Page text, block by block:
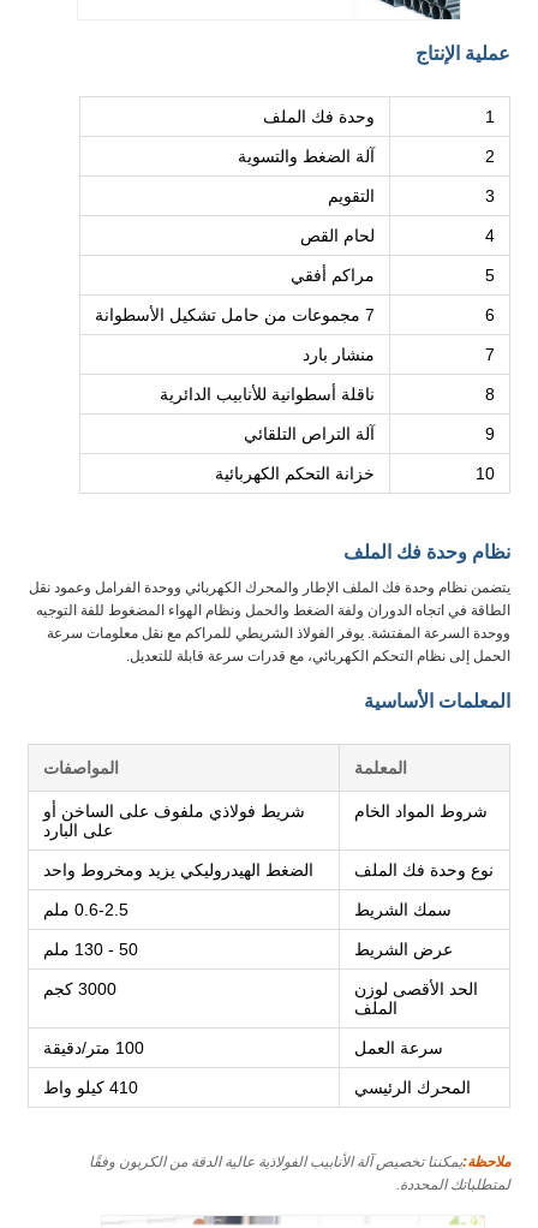
عملية الإنتاج
1 وحدة فك الملف
2 آلة الضغط والتسوية
3 التقويم
4 لحام القص
5 مراكم أفقي
6 7 مجموعات من حامل تشكيل الأسطوانة
7 منشار بارد
8 ناقلة أسطوانية للأنابيب الدائرية
9 آلة التراص التلقائي
10 خزانة التحكم الكهربائية
نظام وحدة فك الملف
يتضمن نظام وحدة فك الملف الإطار والمحرك الكهربائي ووحدة الفرامل وعمود نقل
الطاقة في اتجاه الدوران ولفة الضغط والحمل ونظام الهواء المضغوط للفة التوجيه
ووحدة السرعة المفتشة. يوفر الفولاذ الشريطي للمراكم مع نقل معلومات سرعة
الحمل إلى نظام التحكم الكهربائي، مع قدرات سرعة قابلة للتعديل.
المعلمات الأساسية
المعلمة المواصفات
شروط المواد الخام
شريط فولاذي ملفوف على الساخن أو
على البارد
نوع وحدة فك الملف الضغط الهيدروليكي يزيد ومخروط واحد
سمك الشريط 0.6-2.5 ملم
عرض الشريط 50 - 130 ملم
الحد الأقصى لوزن
الملف
3000 كجم
سرعة العمل 100 متر/دقيقة
المحرك الرئيسي 410 كيلو واط
ملاحظة:يمكننا تخصيص آلة الأنابيب الفولاذية عالية الدقة من الكربون وفقًا
لمتطلباتك المحددة.